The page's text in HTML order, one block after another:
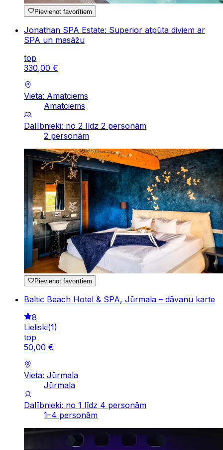
Pievienot favorītiem
Jonathan SPA Estate: Superior atpūta diviem ar
SPA un masāžu
top
330,00 €
Vieta: Amatciems
Amatciems
Dalībnieki: no 2 līdz 2 personām
2 personām
Pievienot favorītiem
Baltic Beach Hotel & SPA, Jūrmala – dāvanu karte
8
Lieliski(1)
top
50,00 €
Vieta: Jūrmala
Jūrmala
Dalībnieki: no 1 līdz 4 personām
1–4 personām